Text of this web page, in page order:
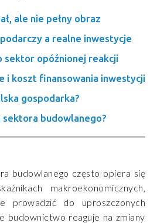
ale nie pełny obraz
a realne inwestycje
sektor opóźnionej reakcji
i koszt finansowania inwestycji
gospodarka?
sektora budowlanego?
budowlanego często opiera się
makroekonomicznych,
prowadzić do uproszczonych
budownictwo reaguje na zmiany